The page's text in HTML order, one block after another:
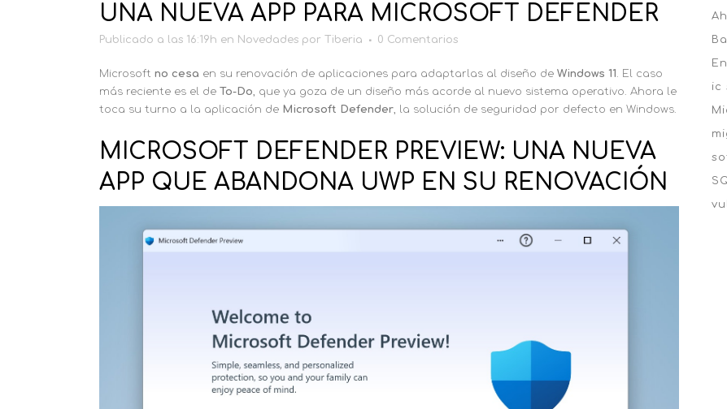
UNA NUEVA APP PARA MICROSOFT DEFENDER
Publicado a las 16:19h en Novedades por Tiberia 0 Comentarios
Microsoft no cesa en su renovación de aplicaciones para adaptarlas al diseño de Windows 11 . El caso
más reciente es el de To-Do, que ya goza de un diseño más acorde al nuevo sistema operativo. Ahora le
toca su turno a la aplicación de Microsoft Defender, la solución de seguridad por defecto en Windows.
MICROSOFT DEFENDER PREVIEW: UNA NUEVA
APP QUE ABANDONA UWP EN SU RENOVACIÓN
ic